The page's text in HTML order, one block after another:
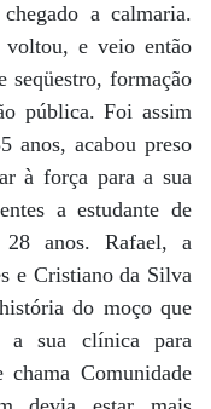
a calmaria.
e veio então
seqüestro, formação
pública. Foi assim
anos, acabou preso
à força para a sua
a estudante de
anos. Rafael, a
e Cristiano da Silva
do moço que
a sua clínica para
Comunidade